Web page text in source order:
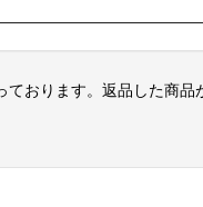
おります。返品した商品